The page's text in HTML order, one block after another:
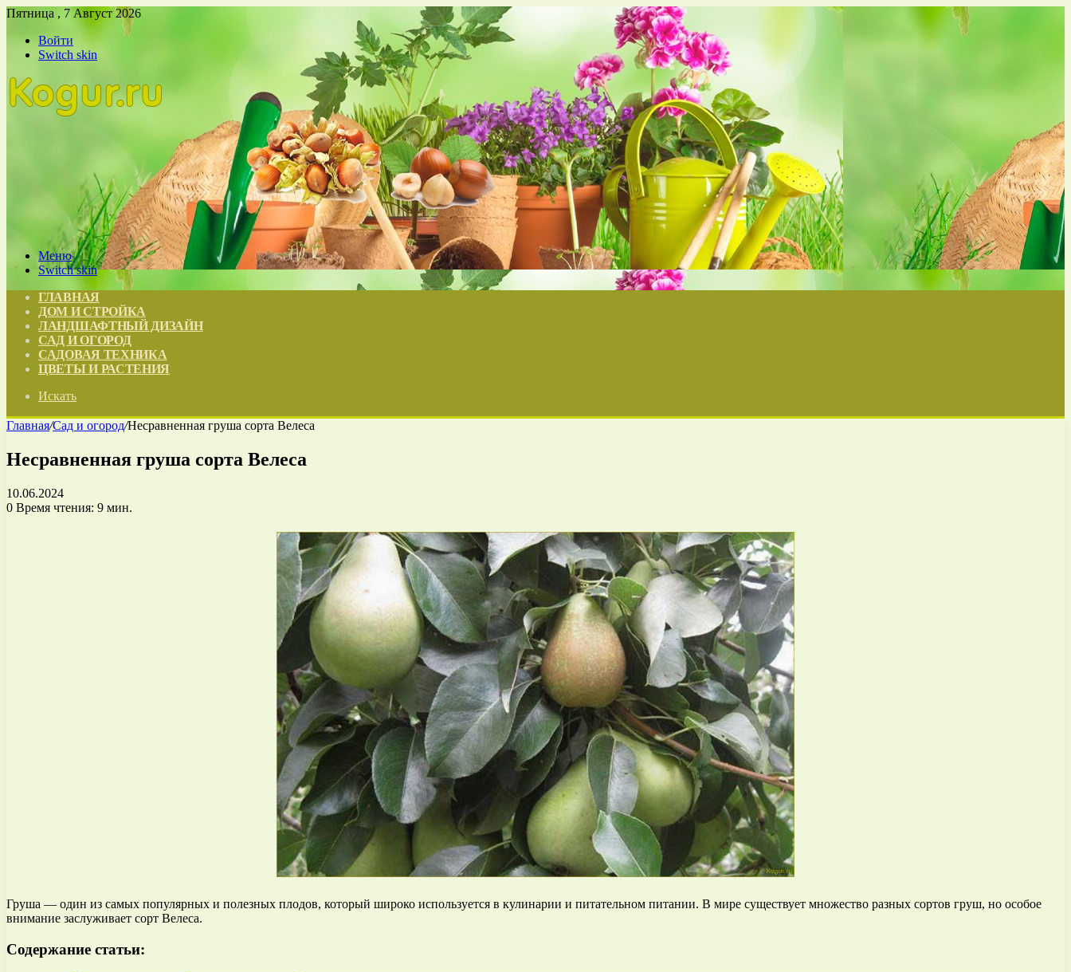
Пятница , 7 Август 2026
Войти
Switch skin
Меню
Switch skin
ГЛАВНАЯ
ДОМ И СТРОЙКА
ЛАНДШАФТНЫЙ ДИЗАЙН
САД И ОГОРОД
САДОВАЯ ТЕХНИКА
ЦВЕТЫ И РАСТЕНИЯ
Искать
Главная/Сад и огород/Несравненная груша сорта Велеса
Несравненная груша сорта Велеса
10.06.2024
0 Время чтения: 9 мин.
Груша — один из самых популярных и полезных плодов, который широко используется в кулинарии и питательном питании. В мире существует множество разных сортов груш, но особое
внимание заслуживает сорт Велеса.
Содержание статьи: